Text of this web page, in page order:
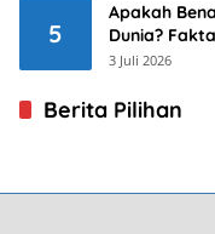
5
Apakah
Dunia?
3 Juli 2026
Berita Pilihan